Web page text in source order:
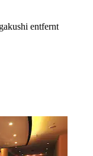
entfernt